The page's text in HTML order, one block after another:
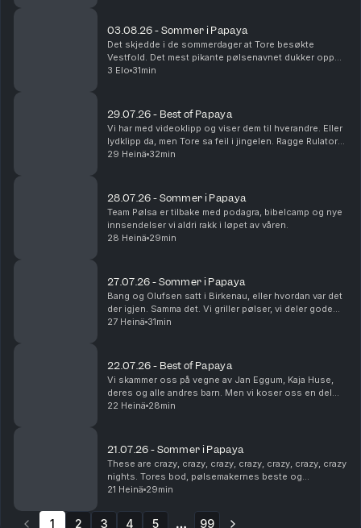
03.08.26 - Sommer i Papaya
Det skjedde i de sommerdager at Tore besøkte
Vestfold. Det mest pikante pølsenavnet dukker opp
og vi rydder i fryseren. Yes.
3 Elo 31min
29.07.26 - Best of Papaya
Vi har med videoklipp og viser dem til hverandre. Eller
lydklipp da, men Tore sa feil i jingelen. Ragge Rulator
dukker opp, og Steinar utsettes for på-bekostnings-
29 Heinä 32min
28.07.26 - Sommer i Papaya
Team Pølsa er tilbake med podagra, bibelcamp og nye
innsendelser vi aldri rakk i løpet av våren.
28 Heinä 29min
27.07.26 - Sommer i Papaya
Bang og Olufsen satt i Birkenau, eller hvordan var det
der igjen. Samma det. Vi griller pølser, vi deler gode
sommerminner og vi tømmer postkassa vår. Det er fint.
27 Heinä 31min
22.07.26 - Best of Papaya
Vi skammer oss på vegne av Jan Eggum, Kaja Huse,
deres og alle andres barn. Men vi koser oss en del
med høydepunkter fra sesongen som gikk.
22 Heinä 28min
21.07.26 - Sommer i Papaya
These are crazy, crazy, crazy, crazy, crazy, crazy, crazy
nights. Tores bod, pølsemakernes beste og
livreddende førstehjelp. Snakkes!
21 Heinä 29min
1 2 3 4 5 99